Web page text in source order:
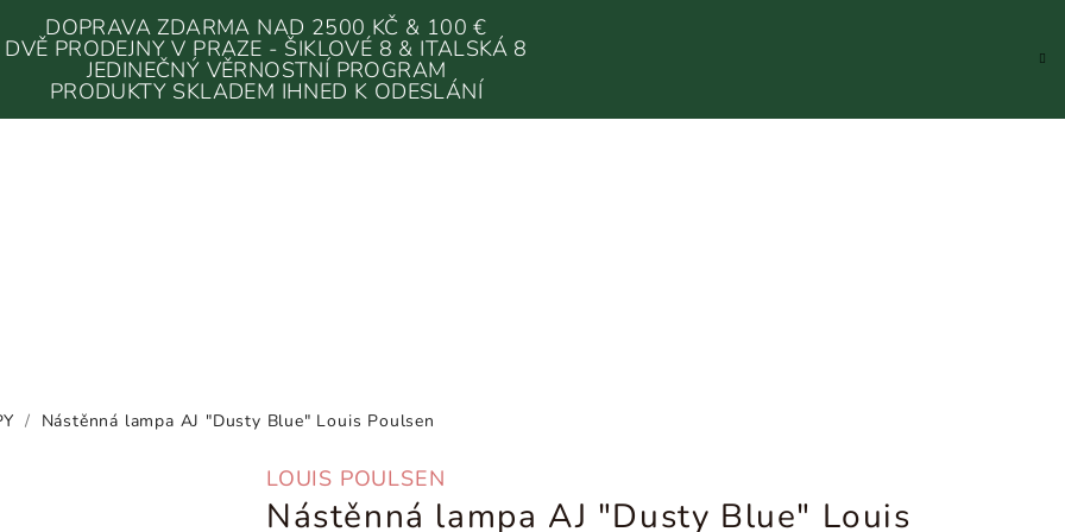
DOPRAVA ZDARMA NAD 2500 KČ & 100 €
DVĚ PRODEJNY V PRAZE - ŠIKLOVÉ 8 & ITALSKÁ 8
JEDINEČNÝ VĚRNOSTNÍ PROGRAM
PRODUKTY SKLADEM IHNED K ODESLÁNÍ
/ Nástěnná lampa AJ "Dusty Blue" Louis Poulsen
LOUIS POULSEN
Nástěnná lampa AJ "Dusty Blue" Louis